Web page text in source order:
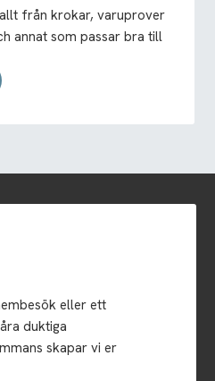
från krokar, varuprover
annat som passar bra till
eller ett
duktiga
skapar vi er